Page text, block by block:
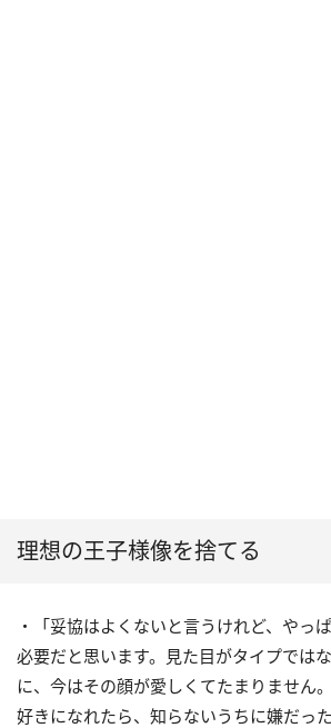
理想の王子様像を捨てる
・「妥協はよくないと言うけれど、やっ
必要だと思います。見た目がタイプでは
に、今はその顔が愛しくてたまりません
好きになれたら、知らないうちに嫌だっ